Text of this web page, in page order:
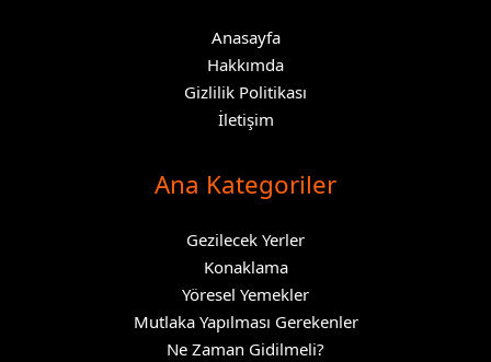
Anasayfa
Hakkımda
Gizlilik Politikası
İletişim
Ana Kategoriler
Gezilecek Yerler
Konaklama
Yöresel Yemekler
Mutlaka Yapılması Gerekenler
Ne Zaman Gidilmeli?